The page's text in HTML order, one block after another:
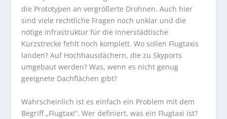
die Prototypen an vergrößerte Drohnen. Auch hier
sind viele rechtliche Fragen noch unklar und die
nötige Infrastruktur für die innerstädtische
Kurzstrecke fehlt noch komplett. Wo sollen Flugtaxis
landen? Auf Hochhausdächern, die zu Skyports
umgebaut werden? Was, wenn es nicht genug
geeignete Dachflächen gibt?
Wahrscheinlich ist es einfach ein Problem mit dem
Begriff „Flugtaxi“. Wer definiert, was ein Flugtaxi ist?